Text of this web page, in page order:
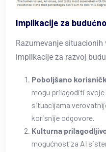
Implikacije za
Razumevanje
implikacije za razvoj
Poboljšano
mogu prilagoditi
situacijama
korisnije odgovore.
Kulturna
mogućnost za AI